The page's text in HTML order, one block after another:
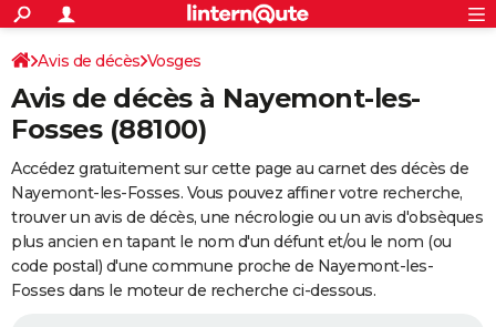
ACTUALITÉS
Politique
Société
Faits Divers
Education
Monde
Villes
+
SPORT
Coupe du monde 2026
Football
Tennis
Cyclisme
Rugby
Forum
FINANCE
Retraite
Impôts
Epargne
Immobilier
Risques naturels par ville
Banque
Assurance
Crédit
AUTO
Essais
Réserver un essai
Citadines
Berlines
SUV
Forum auto
+
HIGH-TECH
Mobiles
Meilleur smartphone
Internet
Ordinateurs
Jeux vidéo
Guide high-tech
+
BRICOLAGE
Avis de décès Vosges
Avis de décès à Nayemont-les-
Fosses (88100)
Accédez gratuitement sur cette page au carnet des décès de
Nayemont-les-Fosses. Vous pouvez affiner votre recherche,
trouver un avis de décès, une nécrologie ou un avis d'obsèques
plus ancien en tapant le nom d'un défunt et/ou le nom (ou
code postal) d'une commune proche de Nayemont-les-
Fosses dans le moteur de recherche ci-dessous.